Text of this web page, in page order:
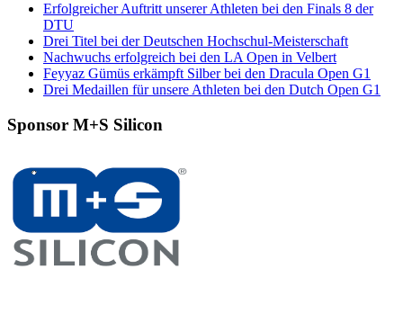
Erfolgreicher Auftritt unserer Athleten bei den Finals 8 der
DTU
Drei Titel bei der Deutschen Hochschul-Meisterschaft
Nachwuchs erfolgreich bei den LA Open in Velbert
Feyyaz Gümüs erkämpft Silber bei den Dracula Open G1
Drei Medaillen für unsere Athleten bei den Dutch Open G1
Sponsor M+S Silicon